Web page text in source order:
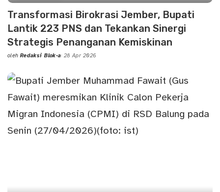
Transformasi Birokrasi Jember, Bupati
Lantik 223 PNS dan Tekankan Sinergi
Strategis Penanganan Kemiskinan
Posted
oleh Redaksi Blok-a 28 Apr 2026